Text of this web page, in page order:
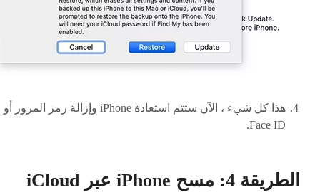
هذا كل شيء ، الآن ستتم استعادة iPhone وإزالة رمز المرور أو
Face ID.
الطريقة 4: مسح iPhone عبر iCloud